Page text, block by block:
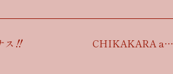
ョン
ス‼︎ CHIKAKARA anew RELEASE PARTY